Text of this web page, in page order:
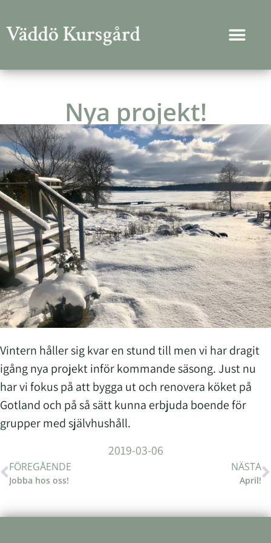
Väddö Kursgård
Nya projekt!
Vintern håller sig kvar en stund till men vi har dragit
igång nya projekt inför kommande säsong. Just nu
har vi fokus på att bygga ut och renovera köket på
Gotland och på så sätt kunna erbjuda boende för
grupper med självhushåll.
2019-03-06
FÖREGÅENDE
Jobba hos oss!
NÄSTA
April!